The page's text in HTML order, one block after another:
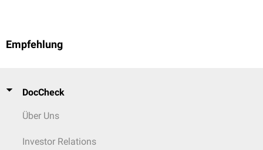
Empfehlung
DocCheck
Über Uns
Investor Relations